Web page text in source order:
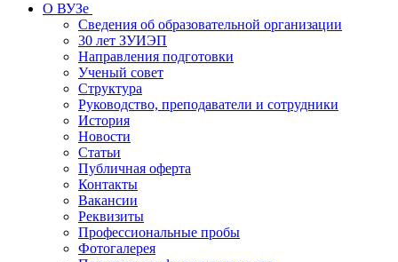
О ВУЗе
Сведения об образовательной организации
30 лет ЗУИЭП
Направления подготовки
Ученый совет
Структура
Руководство, преподаватели и сотрудники
История
Новости
Статьи
Публичная оферта
Контакты
Вакансии
Реквизиты
Профессиональные пробы
Фотогалерея